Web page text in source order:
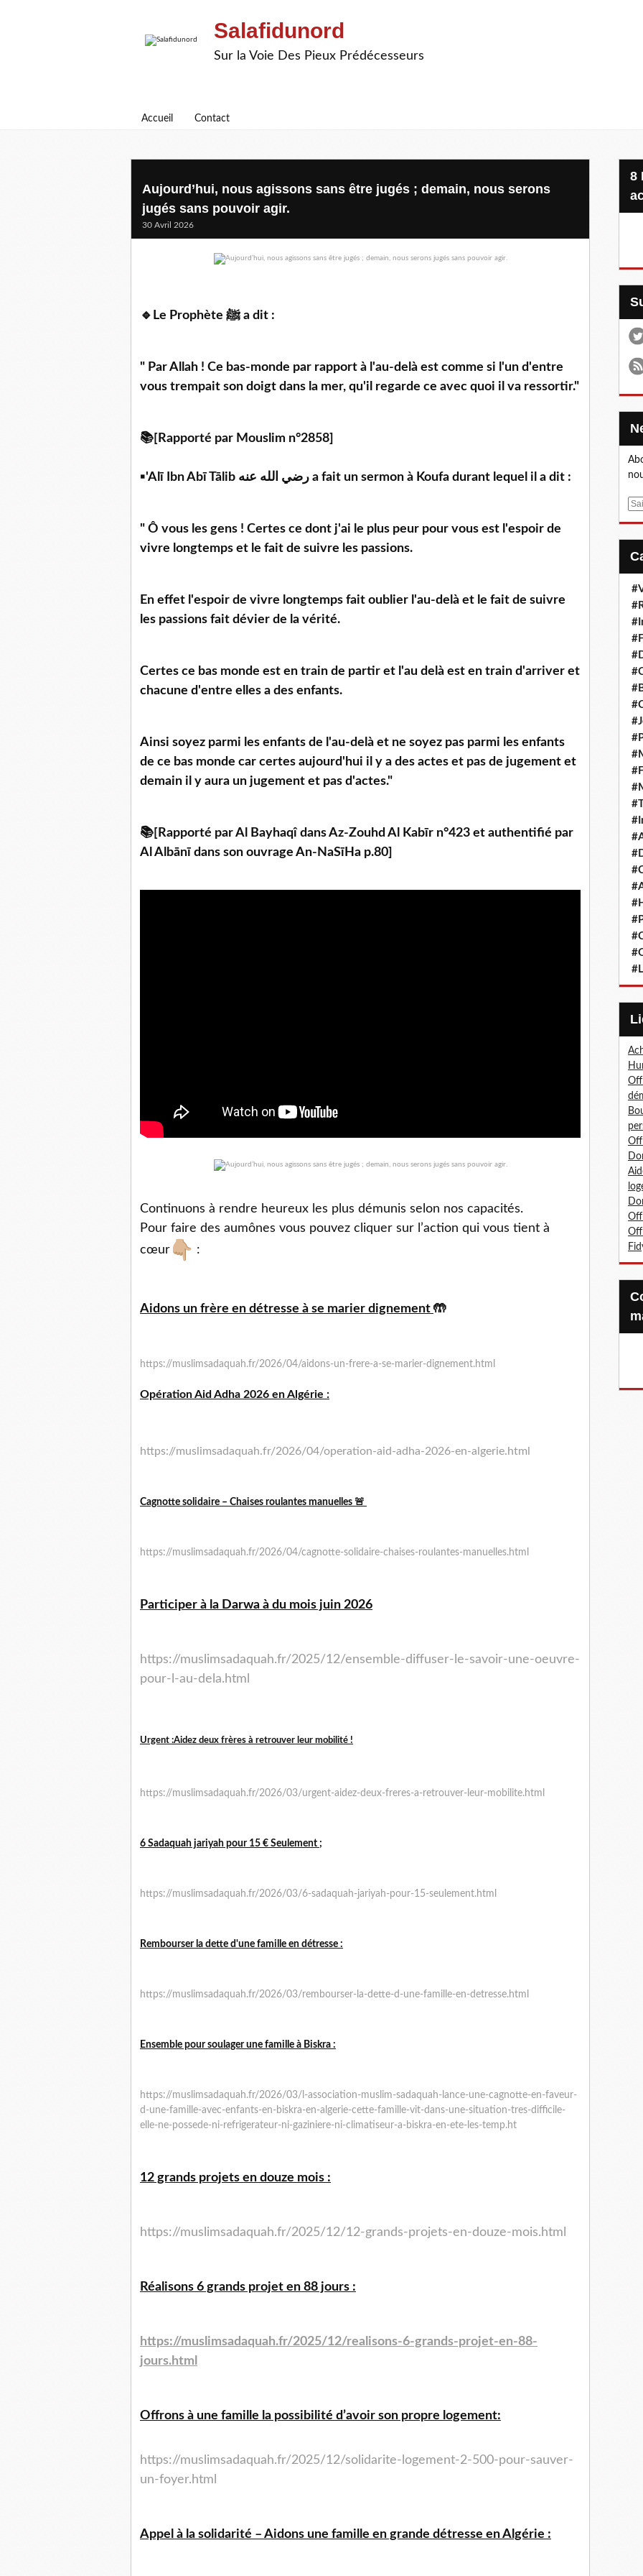
Salafidunord
Sur la Voie Des Pieux Prédécesseurs
Accueil Contact
Aujourd’hui, nous agissons sans être jugés ; demain, nous serons
jugés sans pouvoir agir.
30 Avril 2026
🔹Le Prophète ﷺ a dit :
" Par Allah ! Ce bas-monde par rapport à l'au-delà est comme si l'un d'entre
vous trempait son doigt dans la mer, qu'il regarde ce avec quoi il va ressortir."
📚[Rapporté par Mouslim n°2858]
▪️'Alī Ibn Abī Tālib رضي الله عنه a fait un sermon à Koufa durant lequel il a dit :
" Ô vous les gens ! Certes ce dont j'ai le plus peur pour vous est l'espoir de
vivre longtemps et le fait de suivre les passions.
En effet l'espoir de vivre longtemps fait oublier l'au-delà et le fait de suivre
les passions fait dévier de la vérité.
Certes ce bas monde est en train de partir et l'au delà est en train d'arriver et
chacune d'entre elles a des enfants.
Ainsi soyez parmi les enfants de l'au-delà et ne soyez pas parmi les enfants
de ce bas monde car certes aujourd'hui il y a des actes et pas de jugement et
demain il y aura un jugement et pas d'actes."
📚[Rapporté par Al Bayhaqî dans Az-Zouhd Al Kabīr n°423 et authentifié par
Al Albānī dans son ouvrage An-NaSīHa p.80]
Continuons à rendre heureux les plus démunis selon nos capacités.
Pour faire des aumônes vous pouvez cliquer sur l’action qui vous tient à
cœur
:
Aidons un frère en détresse à se marier dignement 🤲
https://muslimsadaquah.fr/2026/04/aidons-un-frere-a-se-marier-dignement.html
Opération Aid Adha 2026 en Algérie :
https://muslimsadaquah.fr/2026/04/operation-aid-adha-2026-en-algerie.html
Cagnotte solidaire – Chaises roulantes manuelles 🚨
https://muslimsadaquah.fr/2026/04/cagnotte-solidaire-chaises-roulantes-manuelles.html
Participer à la Darwa à du mois juin 2026
https://muslimsadaquah.fr/2025/12/ensemble-diffuser-le-savoir-une-oeuvre-
pour-l-au-dela.html
Urgent :Aidez deux frères à retrouver leur mobilité !
https://muslimsadaquah.fr/2026/03/urgent-aidez-deux-freres-a-retrouver-leur-mobilite.html
6 Sadaquah jariyah pour 15 € Seulement ;
https://muslimsadaquah.fr/2026/03/6-sadaquah-jariyah-pour-15-seulement.html
Rembourser la dette d'une famille en détresse :
https://muslimsadaquah.fr/2026/03/rembourser-la-dette-d-une-famille-en-detresse.html
Ensemble pour soulager une famille à Biskra :
https://muslimsadaquah.fr/2026/03/l-association-muslim-sadaquah-lance-une-cagnotte-en-faveur-
d-une-famille-avec-enfants-en-biskra-en-algerie-cette-famille-vit-dans-une-situation-tres-difficile-
elle-ne-possede-ni-refrigerateur-ni-gaziniere-ni-climatiseur-a-biskra-en-ete-les-temp.ht
12 grands projets en douze mois :
https://muslimsadaquah.fr/2025/12/12-grands-projets-en-douze-mois.html
Réalisons 6 grands projet en 88 jours :
https://muslimsadaquah.fr/2025/12/realisons-6-grands-projet-en-88-
jours.html
Offrons à une famille la possibilité d’avoir son propre logement:
https://muslimsadaquah.fr/2025/12/solidarite-logement-2-500-pour-sauver-
un-foyer.html
Appel à la solidarité – Aidons une famille en grande détresse en Algérie :
8 Projets, 20 €, une seule
E
Confiez-nous votre Zakat-al-